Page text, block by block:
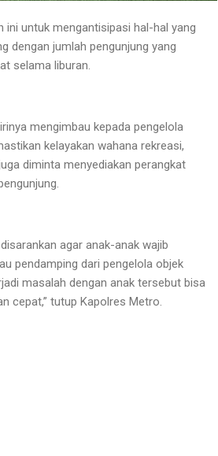
ini untuk mengantisipasi hal-hal yang
dengan jumlah pengunjung yang
selama liburan.
mengimbau kepada pengelola
kelayakan wahana rekreasi,
diminta menyediakan perangkat
agar anak-anak wajib
pendamping dari pengelola objek
masalah dengan anak tersebut bisa
cepat,” tutup Kapolres Metro.